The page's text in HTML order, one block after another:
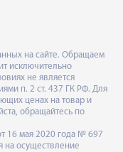
на сайте. Обращаем
исключительно
не является
п. 2 ст. 437 ГК РФ. Для
ценах на товар и
обращайтесь по
16 мая 2020 года № 697
осуществление